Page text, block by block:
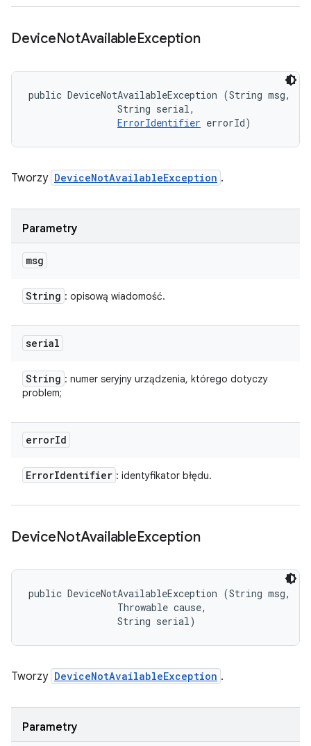
DeviceNotAvailableException
public DeviceNotAvailableException (String msg,
                String serial,
ErrorIdentifier errorId)
Tworzy DeviceNotAvailableException .
Parametry
msg
String : opisową wiadomość.
serial
String : numer seryjny urządzenia, którego dotyczy
problem;
errorId
ErrorIdentifier : identyfikator błędu.
DeviceNotAvailableException
public DeviceNotAvailableException (String msg,
                Throwable cause,
                String serial)
Tworzy DeviceNotAvailableException .
Parametry